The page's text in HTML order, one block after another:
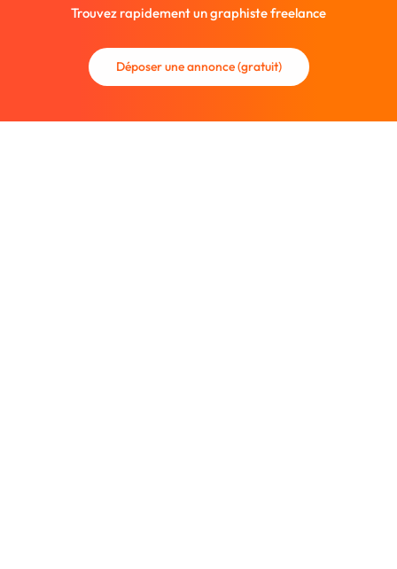
Trouvez rapidement un graphiste freelance
Déposer une annonce (gratuit)